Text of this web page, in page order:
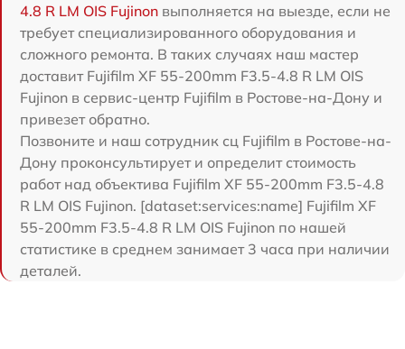
4.8 R LM OIS Fujinon выполняется на выезде, если не
требует специализированного оборудования и
сложного ремонта. В таких случаях наш мастер
доставит Fujifilm XF 55-200mm F3.5-4.8 R LM OIS
Fujinon в сервис-центр Fujifilm в Ростове-на-Дону и
привезет обратно.
Позвоните и наш сотрудник сц Fujifilm в Ростове-на-
Дону проконсультирует и определит стоимость
работ над объектива Fujifilm XF 55-200mm F3.5-4.8
R LM OIS Fujinon. [dataset:services:name] Fujifilm XF
55-200mm F3.5-4.8 R LM OIS Fujinon по нашей
статистике в среднем занимает 3 часа при наличии
деталей.